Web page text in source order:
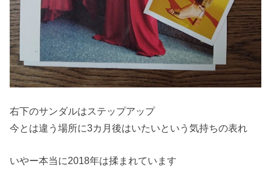
右下のサンダルはステップアップ
今とは違う場所に3カ月後はいたいという気持ちの表れ
いやー本当に2018年は揉まれています